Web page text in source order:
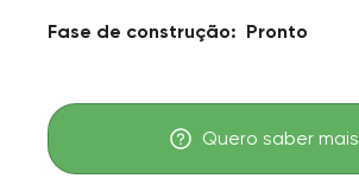
Fase de construção: Pronto
Quero saber mais